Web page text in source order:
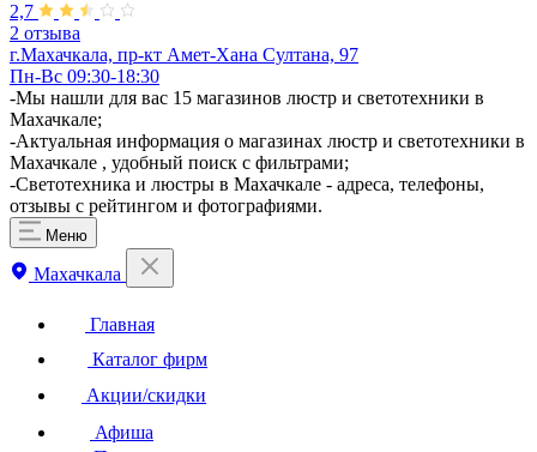
2,7
2 отзыва
г.Махачкала, пр-кт Амет-Хана Султана, 97
Пн-Вс 09:30-18:30
​-Мы нашли для вас 15 магазинов люстр и светотехники в
Махачкале;
-Актуальная информация о магазинах люстр и светотехники в
Махачкале , удобный поиск с фильтрами;
-Светотехника и люстры в Махачкале - адреса, телефоны,
отзывы с рейтингом и фотографиями.
Меню
Махачкала
Главная
Каталог фирм
Акции/скидки
Афиша